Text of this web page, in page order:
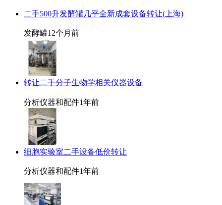
二手500升发酵罐几乎全新成套设备转让(上海)
发酵罐12个月前
转让二手分子生物学相关仪器设备
分析仪器和配件1年前
细胞实验室二手设备低价转让
分析仪器和配件1年前